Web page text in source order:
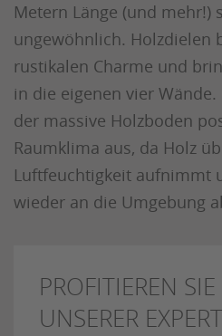
Metern Länge (und mehr!)
ungewöhnlich. Holzdielen
rustikalen Charme und
in die eigenen vier
der massive Holzboden
Raumklima aus, da Holz
Luftfeuchtigkeit aufnimmt
wieder an die Umgebung
PROFITIEREN
UNSERER